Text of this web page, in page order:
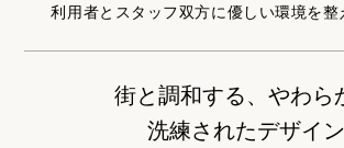
利用者とスタッフ双方に優しい環境を整
街と調和する、やわら
洗練されたデザイン